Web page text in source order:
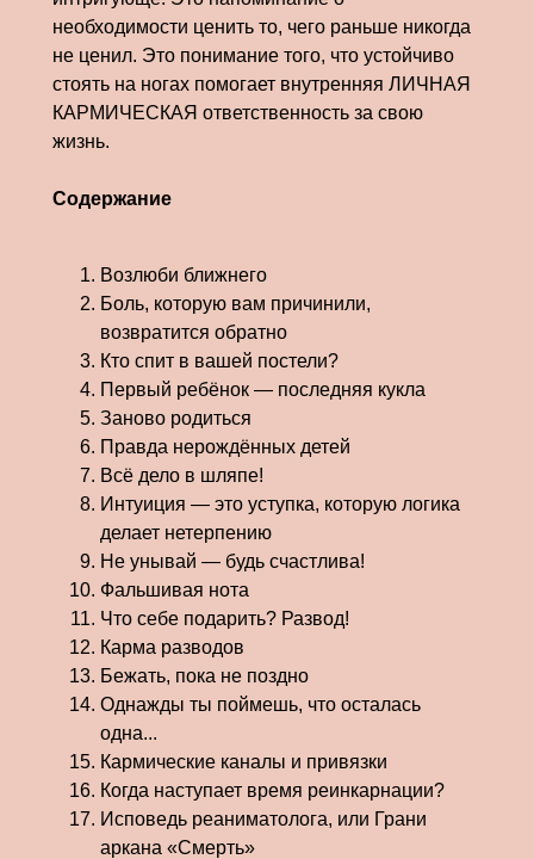
необходимости ценить то, чего раньше никогда
не ценил. Это понимание того, что устойчиво
стоять на ногах помогает внутренняя ЛИЧНАЯ
КАРМИЧЕСКАЯ ответственность за свою
жизнь.
Содержание
Возлюби ближнего
Боль, которую вам причинили,
возвратится обратно
Кто спит в вашей постели?
Первый ребёнок — последняя кукла
Заново родиться
Правда нерождённых детей
Всё дело в шляпе!
Интуиция — это уступка, которую логика
делает нетерпению
Не унывай — будь счастлива!
Фальшивая нота
Что себе подарить? Развод!
Карма разводов
Бежать, пока не поздно
Однажды ты поймешь, что осталась
одна...
Кармические каналы и привязки
Когда наступает время реинкарнации?
Исповедь реаниматолога, или Грани
аркана «Смерть»